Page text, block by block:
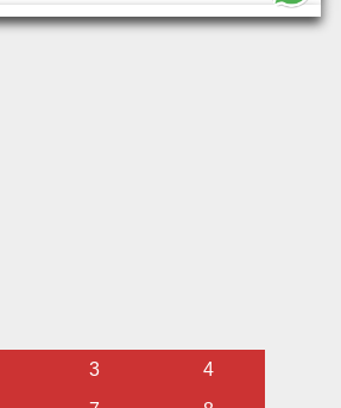
3
4